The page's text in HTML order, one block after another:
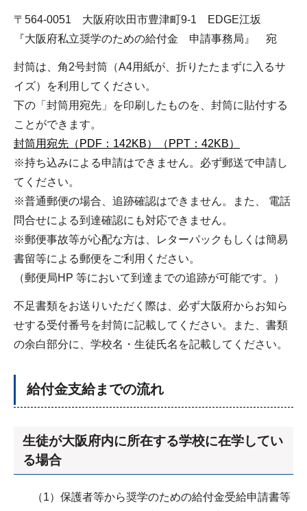
〒564-0051 大阪府吹田市豊津町9-1 EDGE江坂
『大阪府私立奨学のための給付金 申請事務局』 宛
封筒は、角2号封筒（A4用紙が、折りたたまずに入るサ
イズ）を利用してください。
下の「封筒用宛先」を印刷したものを、封筒に貼付する
ことができます。
封筒用宛先（PDF：142KB）
（PPT：42KB）
※持ち込みによる申請はできません。必ず郵送で申請し
てください。
※普通郵便の場合、追跡確認はできません。また、 電話
問合せによる到達確認にも対応できません。
※郵便事故等が心配な方は、レターパックもしくは簡易
書留等による郵便をご利用ください。
（郵便局HP 等において到達までの追跡が可能です。）
不足書類をお送りいただく際は、必ず大阪府からお知ら
せする受付番号を封筒に記載してください。また、書類
の余白部分に、学校名・生徒氏名を記載してください。
給付金支給までの流れ
生徒が大阪府内に所在する学校に在学してい
る場合
（1）保護者等から奨学のための給付金受給申請書等